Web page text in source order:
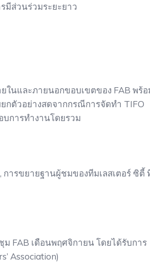
มีส่วนร่วมระยะยาว
ในและภายนอกขอบเขตของ FAB พร้อ
กตัวอย่างสดจากกรณีการจัดทำ TIFO
การทำงานโดยรวม
ารขยายฐานผู้ชมของทีมเลสเตอร์ ซิตี้
FAB เดือนพฤศจิกายน โดยได้รับการ
Association)